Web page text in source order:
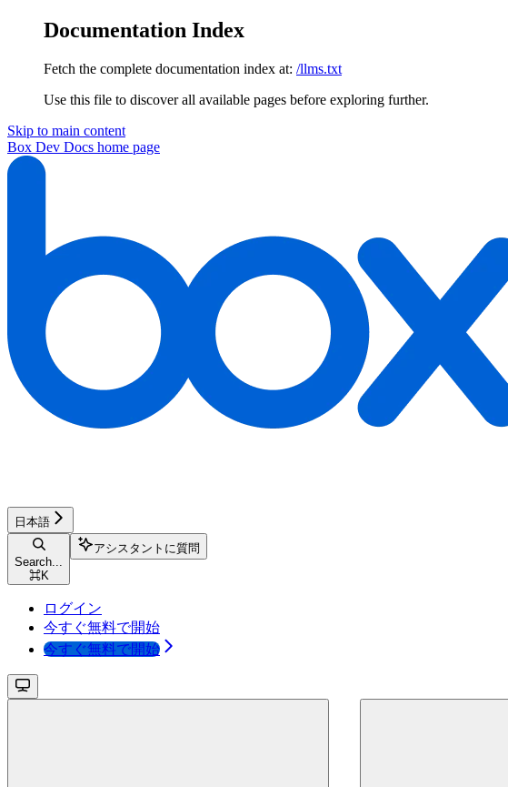
Documentation Index
Fetch the complete documentation index at: /llms.txt
Use this file to discover all available pages before exploring further.
Skip to main content
Box Dev Docs home page
日本語
Search...
⌘K
アシスタントに質問
ログイン
今すぐ無料で開始
今すぐ無料で開始